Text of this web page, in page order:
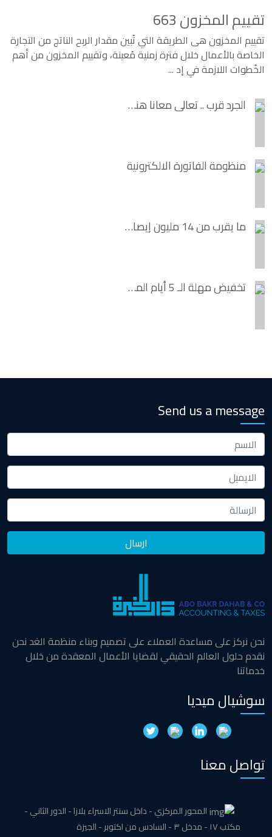
تقييم المخزون 663
تقييم المخزون هى الطريقة التي تُبين مقدار الربح الناتج من التجارة
الخاصة بالأعمال خلال فترة زمنية مُعينة، وتقييم المخزون من أهم
الخُطوات اللازمة في إد...
الجرد قرب .. تعالى معانا هنقولك تعمله ازاى ؟
منظومة الفاتورة الالكترونية
ما يقرب من 14 مليون إيصال تم ارسالهم على منظومة الإيصال الإلكتروني حتى الآن
تخفيض مهلة الـ 5 أيام الممنوحة للممولين المسجلين على منظومة الفاتورة الالكترونية لإرسال الفواتير الإلكترونية على المنظومة لتصبح المهلة 4 أيام من تاريخ إصدار الفاتورة الإلكترونية بدءًا من 1 سبتمبر 2022.
Send us a message
نحن نركز على مساعدة العملاء على تصميم وبناء منظمة الغد نحن
نقدم حلول العالم الحقيقي لقضايا الأعمال المعقدة من خلال
خدماتنا
سوشيال ميديا
تواصل معنا
المحور المركزي - داخل سنتر الاسراء بلازا - الدور الثاني -
مكتب ١٧ - مدخل ٣ - السادس من اكتوبر - الجيزة